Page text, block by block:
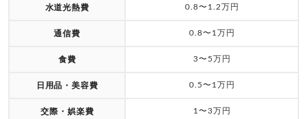
水道光熱費 0.8〜1.2万円
通信費 0.8〜1万円
食費 3〜5万円
日用品・美容費 0.5〜1万円
交際・娯楽費 1〜3万円